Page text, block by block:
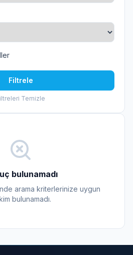
Filtrele
Temizle
bulunamadı
arama kriterlerinize uygun
bulunamadı.